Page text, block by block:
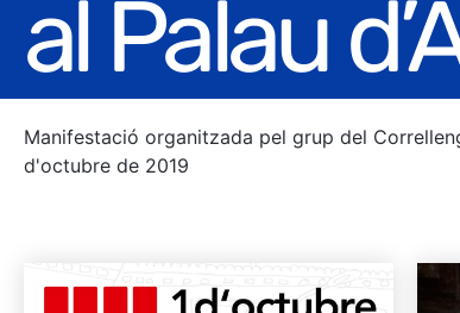
al Palau
Manifestació organitzada pel grup del
d'octubre de 2019